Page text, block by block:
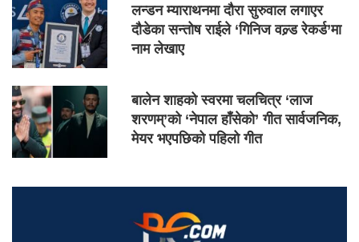
लन्डन म्याराथनमा दौरा सुरुवाल लगाएर
दौडेका सन्तोष राईले ‘गिनिज वल्र्ड रेकर्ड’मा
नाम लेखाए
बालेन शाहको स्वरमा चलचित्र ‘लाज
शरणम्’को ‘नेपाल हाँसेको’ गीत सार्वजनिक,
मेयर भएपछिको पहिलो गीत